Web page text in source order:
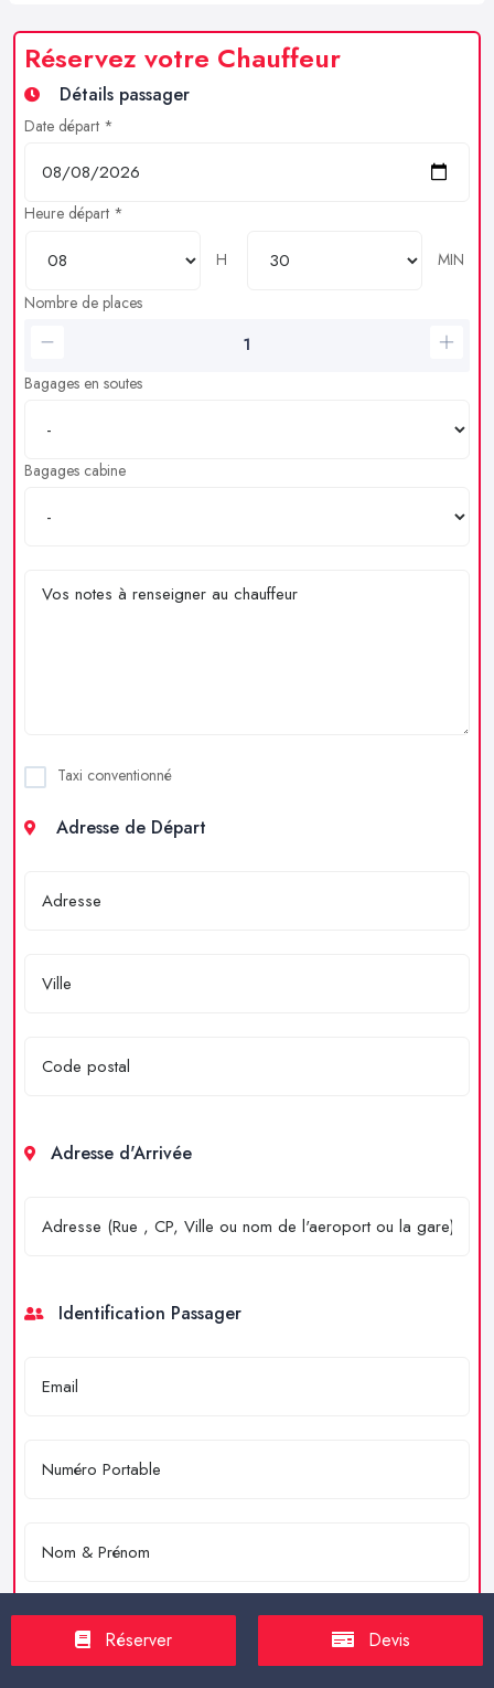
Réservez votre Chauffeur
Détails passager
Date départ *
Heure départ *
H
MIN
Nombre de places
Bagages en soutes
Bagages cabine
Taxi conventionné
Adresse de Départ
Adresse d'Arrivée
Identification Passager
Merci de résoudre l'équation : 4 + 2 = ?
Réserver Devis